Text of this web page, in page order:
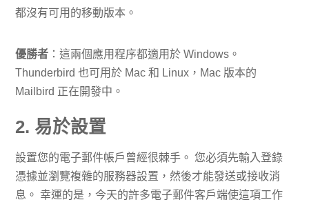
都沒有可用的移動版本。
優勝者 ：這兩個應用程序都適用於 Windows。
Thunderbird 也可用於 Mac 和 Linux，Mac 版本的
Mailbird 正在開發中。
2. 易於設置
設置您的電子郵件帳戶曾經很棘手。 您必須先輸入登錄
憑據並瀏覽複雜的服務器設置，然後才能發送或接收消
息。 幸運的是，今天的許多電子郵件客戶端使這項工作